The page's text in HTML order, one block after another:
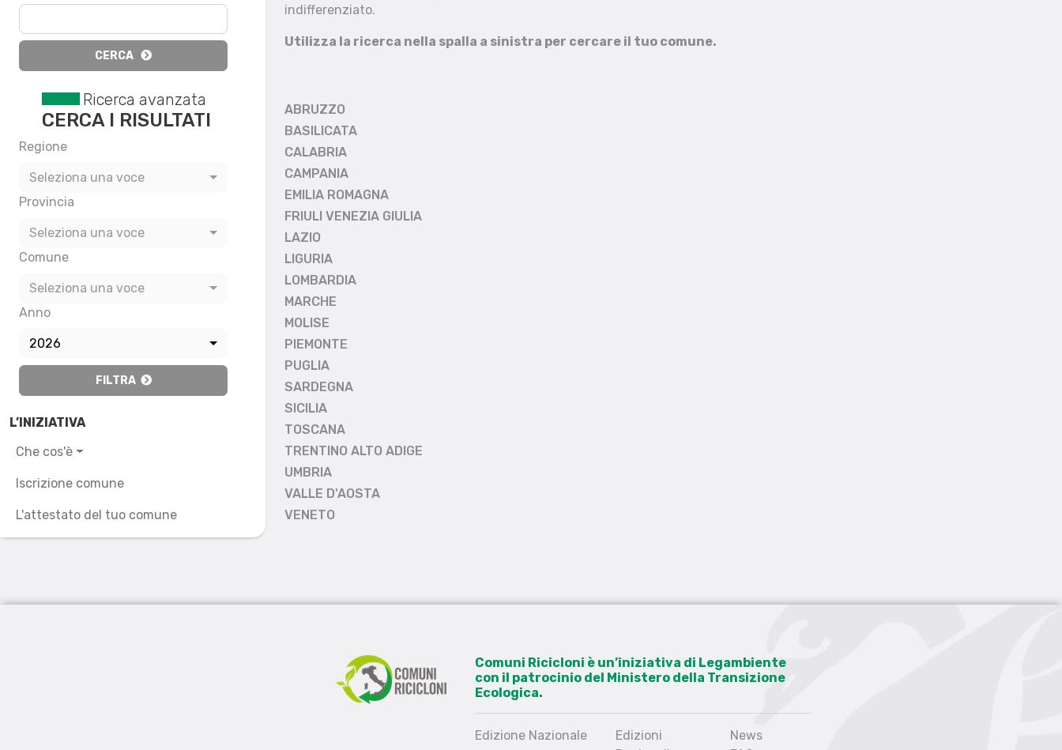
CERCA
Ricerca avanzata
CERCA I RISULTATI
Regione
Seleziona una voce
Provincia
Seleziona una voce
Comune
Seleziona una voce
Anno
2026
FILTRA
L’INIZIATIVA
Che cos'è
Iscrizione comune
L'attestato del tuo comune
indifferenziato.
Utilizza la ricerca nella spalla a sinistra per cercare il tuo comune.
ABRUZZO
BASILICATA
CALABRIA
CAMPANIA
EMILIA ROMAGNA
FRIULI VENEZIA GIULIA
LAZIO
LIGURIA
LOMBARDIA
MARCHE
MOLISE
PIEMONTE
PUGLIA
SARDEGNA
SICILIA
TOSCANA
TRENTINO ALTO ADIGE
UMBRIA
VALLE D'AOSTA
VENETO
Comuni Ricicloni è un’iniziativa di Legambiente
con il patrocinio del Ministero della Transizione
Ecologica.
Edizione Nazionale
Edizioni
News